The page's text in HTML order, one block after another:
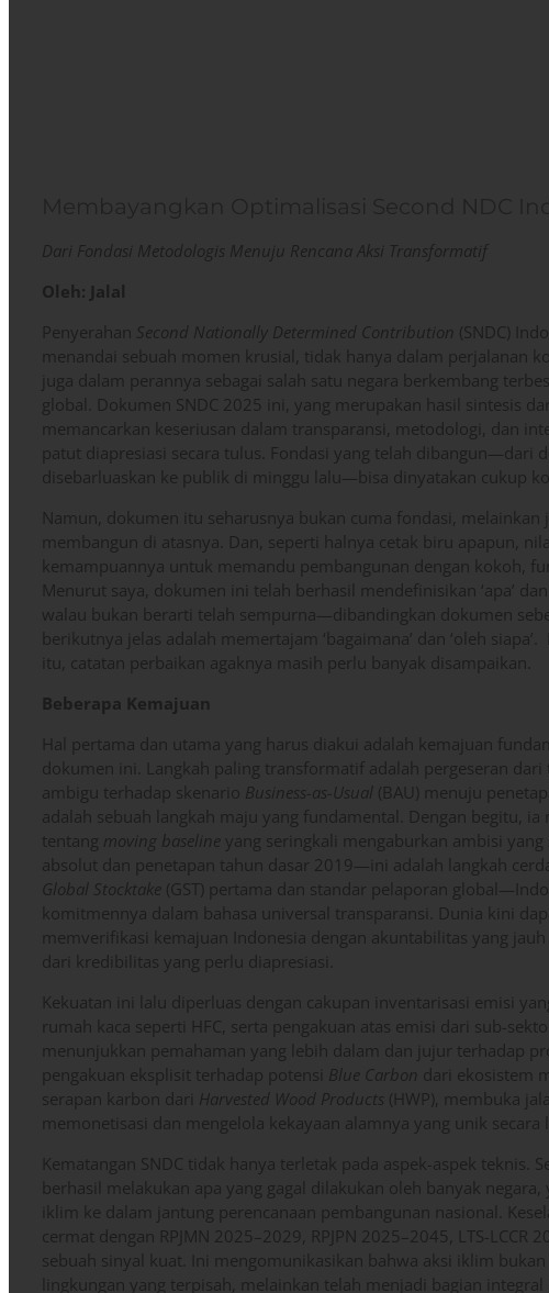
Dari Fondasi Metodologis Menuju Rencana Aksi Transformatif
Oleh: Jalal
Penyerahan Second Nationally Determined Contribution (SNDC)
menandai sebuah momen krusial, tidak hanya dalam perjalanan
juga dalam perannya sebagai salah satu negara berkembang
global. Dokumen SNDC 2025 ini, yang merupakan hasil sintesis
memancarkan keseriusan dalam transparansi, metodologi, dan
patut diapresiasi secara tulus. Fondasi yang telah dibangun—dari
disebarluaskan ke publik di minggu lalu—bisa dinyatakan cukup
Namun, dokumen itu seharusnya bukan cuma fondasi, melainkan
membangun di atasnya. Dan, seperti halnya cetak biru apapun,
kemampuannya untuk memandu pembangunan dengan kokoh,
Menurut saya, dokumen ini telah berhasil mendefinisikan ‘apa’
walau bukan berarti telah sempurna—dibandingkan dokumen
berikutnya jelas adalah memertajam ‘bagaimana’ dan ‘oleh
itu, catatan perbaikan agaknya masih perlu banyak disampaikan.
Beberapa Kemajuan
Hal pertama dan utama yang harus diakui adalah kemajuan
dokumen ini. Langkah paling transformatif adalah pergeseran dari
ambigu terhadap skenario Business-as-Usual (BAU) menuju
adalah sebuah langkah maju yang fundamental. Dengan begitu,
tentang moving baseline yang seringkali mengaburkan ambisi
absolut dan penetapan tahun dasar 2019—ini adalah langkah
Global Stocktake (GST) pertama dan standar pelaporan
komitmennya dalam bahasa universal transparansi. Dunia kini
memverifikasi kemajuan Indonesia dengan akuntabilitas yang
dari kredibilitas yang perlu diapresiasi.
Kekuatan ini lalu diperluas dengan cakupan inventarisasi emisi
rumah kaca seperti HFC, serta pengakuan atas emisi dari sub-
menunjukkan pemahaman yang lebih dalam dan jujur terhadap
pengakuan eksplisit terhadap potensi Blue Carbon dari ekosistem
serapan karbon dari Harvested Wood Products (HWP), membuka
memonetisasi dan mengelola kekayaan alamnya yang unik secara
Kematangan SNDC tidak hanya terletak pada aspek-aspek teknis.
berhasil melakukan apa yang gagal dilakukan oleh banyak
iklim ke dalam jantung perencanaan pembangunan nasional.
cermat dengan RPJMN 2025–2029, RPJPN 2025–2045, LTS-LCCR
sebuah sinyal kuat. Ini mengomunikasikan bahwa aksi iklim
lingkungan yang terpisah, melainkan telah menjadi bagian